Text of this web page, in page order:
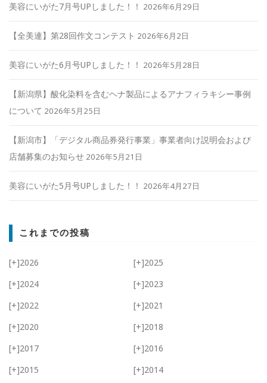
美容にいがた7月号UPしました！！ 2026年6月29日
【全美連】第28回作文コンテスト 2026年6月2日
美容にいがた6月号UPしました！！ 2026年5月28日
【新潟県】酸化染料を含むヘナ製品によるアナフィラキシー事例
について 2026年5月25日
【新潟市】「デジタル商品券発行事業」事業者向け説明会および
店舗募集のお知らせ 2026年5月21日
美容にいがた5月号UPしました！！ 2026年4月27日
これまでの投稿
[+]2026 [+]2025
[+]2024 [+]2023
[+]2022 [+]2021
[+]2020 [+]2018
[+]2017 [+]2016
[+]2015 [+]2014